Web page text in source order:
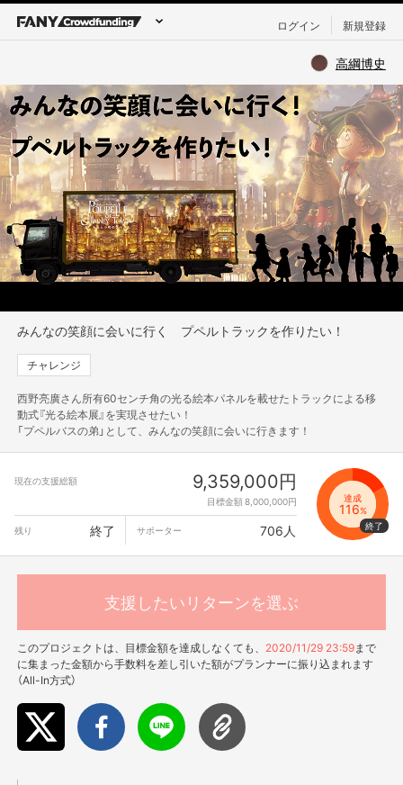
ログイン 新規登録
高綱博史
みんなの笑顔に会いに行く プペルトラックを作りたい！
チャレンジ
西野亮廣さん所有60センチ角の光る絵本パネルを載せたトラックによる移
動式『光る絵本展』を実現させたい！
「プペルバスの弟」として、みんなの笑顔に会いに行きます！
現在の支援総額 9,359,000円
目標金額 8,000,000円 達成
116%
残り
終了 サポーター 706人
支援したいリターンを選ぶ
このプロジェクトは、目標金額を達成しなくても、 2020/11/29 23:59まで
に集まった金額から手数料を差し引いた額がプランナーに振り込まれます
（All-In方式）